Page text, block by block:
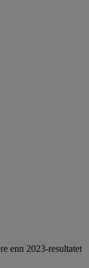
enn 2023-resultatet